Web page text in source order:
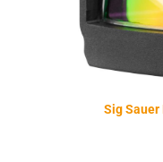
Sig Sauer